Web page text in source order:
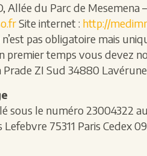
Allée du Parc de Mesemena
Site internet : http://
pas obligatoire mais
premier temps vous devez
Prade ZI Sud 34880 Lavérune
sous le numéro 23004322
75311 Paris Cedex